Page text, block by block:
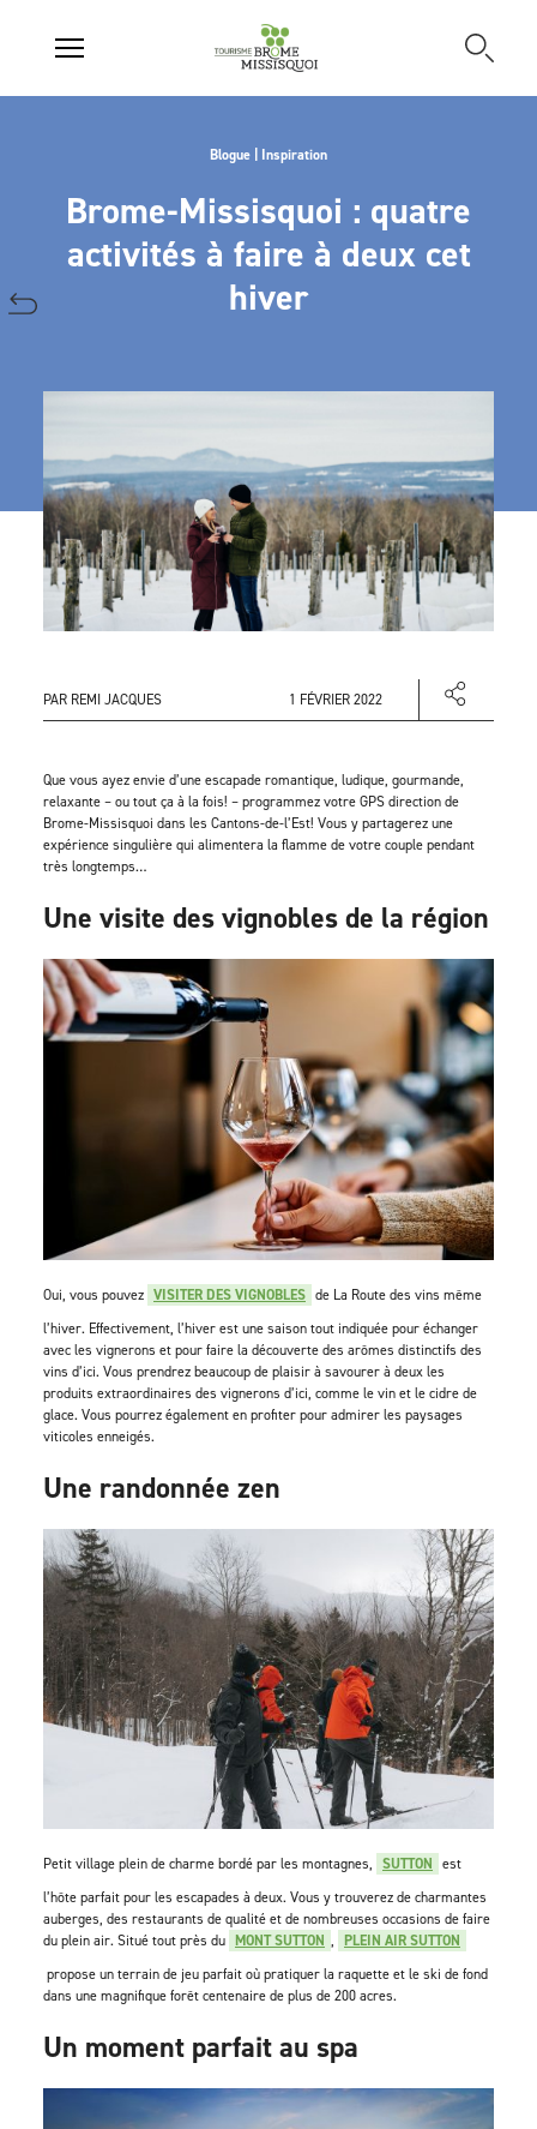
Blogue | Inspiration
Brome-Missisquoi : quatre
activités à faire à deux cet
hiver
PAR REMI JACQUES 1 FÉVRIER 2022
Que vous ayez envie d’une escapade romantique, ludique, gourmande,
relaxante – ou tout ça à la fois! – programmez votre GPS direction de
Brome-Missisquoi dans les Cantons-de-l’Est! Vous y partagerez une
expérience singulière qui alimentera la flamme de votre couple pendant
très longtemps…
Une visite des vignobles de la région
Oui, vous pouvez VISITER DES VIGNOBLES de La Route des vins même
l’hiver. Effectivement, l’hiver est une saison tout indiquée pour échanger
avec les vignerons et pour faire la découverte des arômes distinctifs des
vins d’ici. Vous prendrez beaucoup de plaisir à savourer à deux les
produits extraordinaires des vignerons d’ici, comme le vin et le cidre de
glace. Vous pourrez également en profiter pour admirer les paysages
viticoles enneigés.
Une randonnée zen
Petit village plein de charme bordé par les montagnes, SUTTON est
l’hôte parfait pour les escapades à deux. Vous y trouverez de charmantes
auberges, des restaurants de qualité et de nombreuses occasions de faire
du plein air. Situé tout près du MONT SUTTON , PLEIN AIR SUTTON
propose un terrain de jeu parfait où pratiquer la raquette et le ski de fond
dans une magnifique forêt centenaire de plus de 200 acres.
Un moment parfait au spa